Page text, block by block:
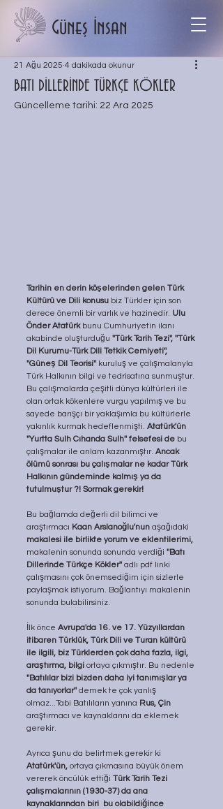
Güneş İnsan
BATI DİLLERİNDE TÜRKÇE KÖKLER
21 Ağu 2025 4 dakikada okunur
Güncelleme tarihi: 22 Ara 2025
Tarihin en derin köşelerinden gelen Türk
Kültürü ve Dili konusu biz Türkler için son
derece önemli bir varlık ve hazinedir. Ulu
Önder Atatürk bunu Cumhuriyetin ilanı
akabinde oluşturduğu ''Türk Tarih Tezi'', ''Türk
Dil Kurumu-Türk Dili Tetkik Cemiyeti'',
''Güneş Dil Teorisi'' kuruluş ve çalışmalarıyla
Türk Halkının bilgi ve tedrisatına sunmuştur.
Bu çalışmalarda çeşitli dünya kültürleri ile
olan ortak kökenlere vurgu yapılmış ve bu
sayede barışçı bir yaklaşımla bu kültürlerle
yakınlık kurmak hedeflenmişti. Atatürk'ün
''Yurtta Sulh Cıhanda Sulh'' felsefesi de bu
çalışmalar ile anlam kazanmıştır. Ancak
ölümü sonrası bu çalışmalar ne kadar Türk
Halkının gündeminde kalmış ya da
tutulmuştur ?! Sormak gerekir!
Bu bağlamda değerli dil bilimci ve
araştırmacı Kaan Arslanoğlu'nun aşağıdaki
makalesi ile birlikte yorum ve eklentilerimi,
makalenin sonunda sonunda verdiği ''Batı
Dillerinde Türkçe Kökler'' adlı pdf linki
çalışmasını çok önemsediğim için sizlerle
paylaşmak istiyorum. Bağlantıyı makalenin
sonunda bulabilirsiniz.
İlk önce Avrupa'da 16. ve 17. Yüzyıllardan
itibaren Türklük, Türk Dili ve Turan kültürü
ile ilgili, biz Türklerden çok daha fazla, ilgi,
araştırma, bilgi ortaya çıkmıştır. Bu nedenle
''Batılılar bizi bizden daha iyi tanımışlar ya
da tanıyorlar'' demek te çok yanlış
olmaz...Tabi Batılıların yanına Rus, Çin
araştırmacı ve kaynaklarını da eklemek
gerekir.
Ayrıca şunu da belirtmek gerekir ki
Atatürk'ün, ortaya çıkmasına büyük önem
vererek öncülük ettiği Türk Tarih Tezi
çalışmalarının (1930-37) da ana
kaynaklarından biri  bu olabildiğince